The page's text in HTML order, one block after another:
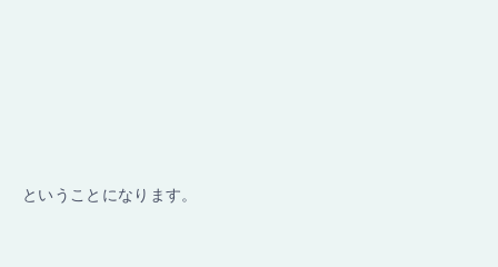
ということになります。